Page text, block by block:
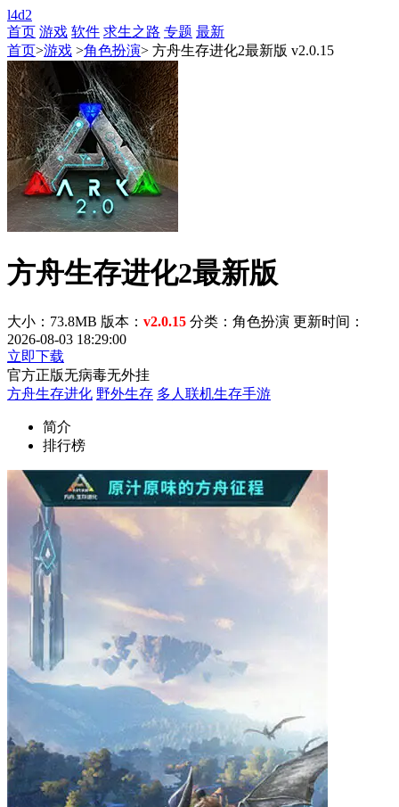
l4d2
首页 游戏 软件 求生之路 专题 最新
首页>游戏 >角色扮演> 方舟生存进化2最新版 v2.0.15
方舟生存进化2最新版
大小：73.8MB 版本： v2.0.15 分类：角色扮演 更新时间：
2026-08-03 18:29:00
立即下载
官方正版无病毒无外挂
方舟生存进化 野外生存 多人联机生存手游
简介
排行榜